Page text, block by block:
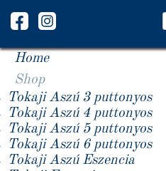
Home
Shop
Tokaji Aszú 3 puttonyos
Tokaji Aszú 4 puttonyos
Tokaji Aszú 5 puttonyos
Tokaji Aszú 6 puttonyos
Tokaji Aszú Eszencia